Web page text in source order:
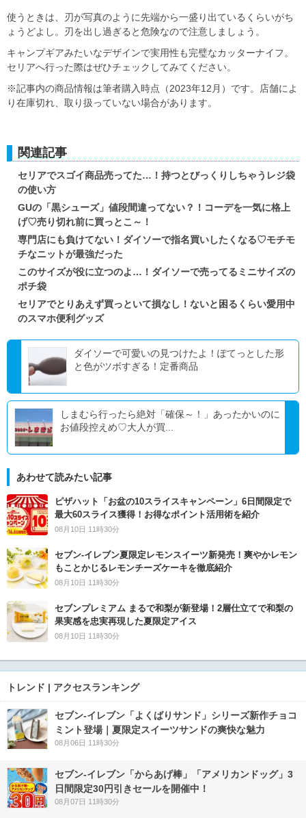
使うときは、刃が写真のように先端から一盛り出ているくらいがち
ょうどよし。刃を出し過ぎると危険なので注意しましょう。
キャンプギアみたいなデザインで実用性も完璧なカッターナイフ。
セリアへ行った際はぜひチェックしてみてください。
※記事内の商品情報は筆者購入時点（2023年12月）です。店舗によ
り在庫切れ、取り扱っていない場合があります。
関連記事
セリアでスゴイ商品売ってた…！持つとびっくりしちゃうレジ袋
の使い方
GUの「黒シューズ」値段間違ってない？！コーデを一気に格上
げ♡売り切れ前に買っとこ～！
専門店にも負けてない！ダイソーで指名買いしたくなる♡モチモ
チなニットが最強だった
このサイズが役に立つのよ…！ダイソーで売ってるミニサイズの
ポチ袋
セリアでとりあえず買っといて損なし！ないと困るくらい愛用中
のスマホ便利グッズ
ダイソーで可愛いの見つけたよ！ぽてっとした形
と色がツボすぎる！定番商品
しまむら行ったら絶対「確保～！」あったかいのに
お値段控えめ♡大人が買...
あわせて読みたい記事
ピザハット「お盆の10スライスキャンペーン」6日間限定で
最大60スライス獲得！お得なポイント活用術を紹介
08月10日 11時30分
セブン‐イレブン夏限定レモンスイーツ新発売！爽やかレモン
もことかじるレモンチーズケーキを徹底紹介
08月10日 11時30分
セブンプレミアム まるで和梨が新登場！2層仕立てで和梨の
果実感を忠実再現した夏限定アイス
08月10日 11時30分
トレンド | アクセスランキング
セブン‐イレブン「よくばりサンド」シリーズ新作チョコ
ミント登場｜夏限定スイーツサンドの爽快な魅力
08月06日 11時30分
セブン‐イレブン「からあげ棒」「アメリカンドッグ」3
日間限定30円引きセールを開催中！
08月07日 11時30分